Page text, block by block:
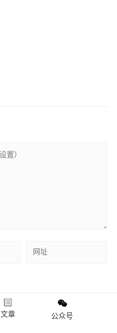
文章 公众号